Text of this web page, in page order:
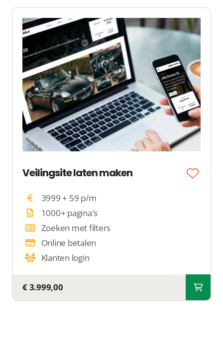
Veilingsite laten maken
3999 + 59 p/m
1000+ pagina's
Zoeken met filters
Online betalen
Klanten login
€ 3.999,00